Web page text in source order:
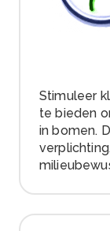
Stimuleer
te bieden
in bomen.